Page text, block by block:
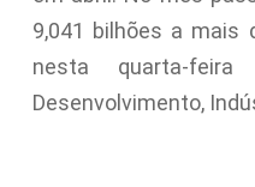
9,041 bilhões a mais
nesta quarta-
Desenvolvimento,